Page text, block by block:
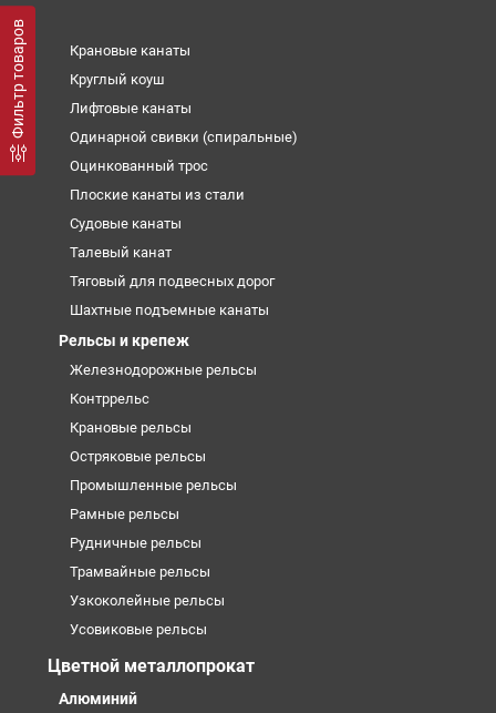
Фильтр товаров
Крановые канаты
Круглый коуш
Лифтовые канаты
Одинарной свивки (спиральные)
Оцинкованный трос
Плоские канаты из стали
Судовые канаты
Талевый канат
Тяговый для подвесных дорог
Шахтные подъемные канаты
Рельсы и крепеж
Железнодорожные рельсы
Контррельс
Крановые рельсы
Остряковые рельсы
Промышленные рельсы
Рамные рельсы
Рудничные рельсы
Трамвайные рельсы
Узкоколейные рельсы
Усовиковые рельсы
Цветной металлопрокат
Алюминий